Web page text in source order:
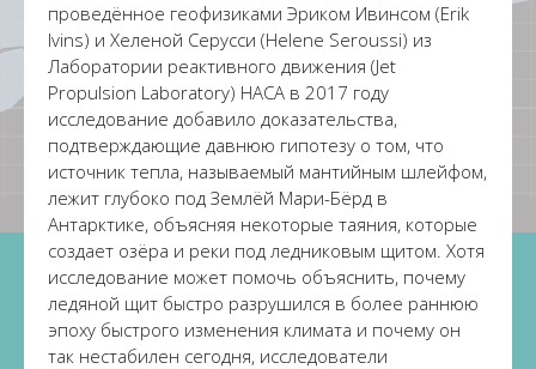
проведённое геофизиками Эриком Ивинсом (Erik
Ivins) и Хеленой Серусси (Helene Seroussi) из
Лаборатории реактивного движения (Jet
Propulsion Laboratory) НАСА в 2017 году
исследование добавило доказательства,
подтверждающие давнюю гипотезу о том, что
источник тепла, называемый мантийным шлейфом,
лежит глубоко под Землёй Мари-Бёрд в
Антарктике, объясняя некоторые таяния, которые
создает озёра и реки под ледниковым щитом. Хотя
исследование может помочь объяснить, почему
ледяной щит быстро разрушился в более раннюю
эпоху быстрого изменения климата и почему он
так нестабилен сегодня, исследователи